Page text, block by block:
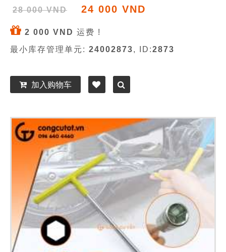
28 000 VND 24 000 VND
2 000 VND 运费 !
最小库存管理单元: 24002873, ID:2873
加入购物车